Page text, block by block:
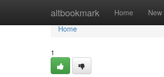
altbookmark Home New
Home
Home
1